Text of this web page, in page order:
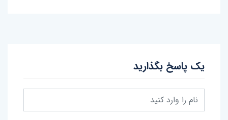
یک پاسخ بگذارید